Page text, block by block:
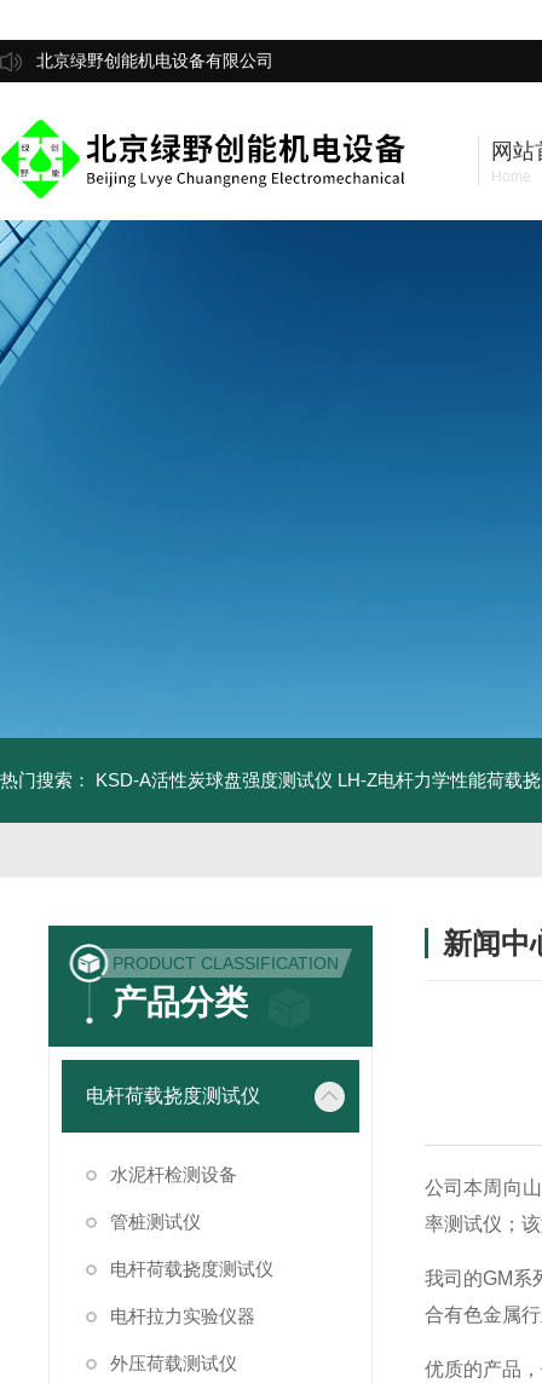
北京绿野创能机电设备有限公司
网站
Home
热门搜索： KSD-A活性炭球盘强度测试仪 LH-Z电杆力学性能荷载
PRODUCT CLASSIFICATION
产品分类
电杆荷载挠度测试仪
水泥杆检测设备
管桩测试仪
电杆荷载挠度测试仪
电杆拉力实验仪器
外压荷载测试仪
新闻中
公司本周向
率测试仪；
我司的GM系
合有色金属
优质的产品